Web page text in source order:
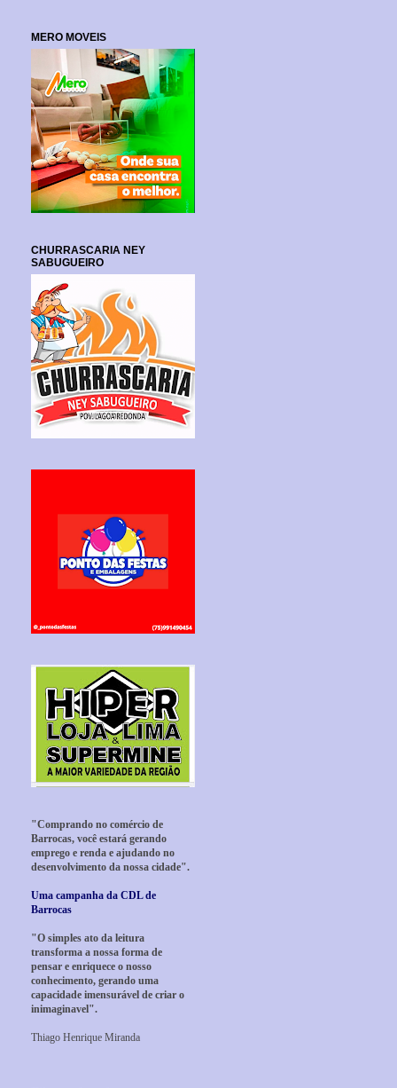
MERO MOVEIS
CHURRASCARIA NEY
SABUGUEIRO
"Comprando no comércio de
Barrocas, você estará gerando
emprego e renda e ajudando no
desenvolvimento da nossa cidade".
Uma campanha da CDL de
Barrocas
"O simples ato da leitura
transforma a nossa forma de
pensar e enriquece o nosso
conhecimento, gerando uma
capacidade imensurável de criar o
inimaginavel".
Thiago Henrique Miranda